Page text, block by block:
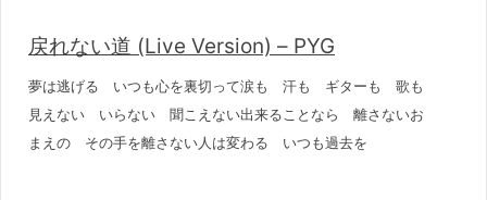
戻れない道 (Live Version) – PYG
夢は逃げる いつも心を裏切って涙も 汗も ギターも 歌も
見えない いらない 聞こえない出来ることなら 離さないお
まえの その手を離さない人は変わる いつも過去を